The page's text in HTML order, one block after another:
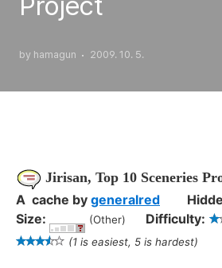
by hamagun 2009. 10. 5.
Jirisan, Top 10 Sceneries
A cache by generalred
Size:
(Other) Difficulty:
(1 is easiest, 5 is hardest)